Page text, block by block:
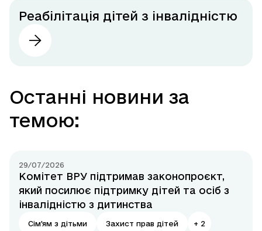
Реабілітація дітей з інвалідністю
Останні новини за
темою:
29/07/2026
Комітет ВРУ підтримав законопроєкт,
який посилює підтримку дітей та осіб з
інвалідністю з дитинства
Сім'ям з дітьми Захист прав дітей + 2